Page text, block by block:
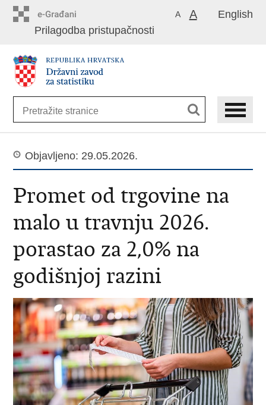
sadržaj
English
A A
Prilagodba pristupačnosti
Objavljeno: 29.05.2026.
Promet od trgovine na
malo u travnju 2026.
porastao za 2,0% na
godišnjoj razini